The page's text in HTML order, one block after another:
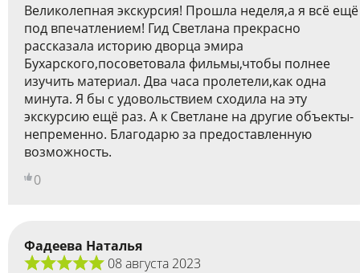
Великолепная экскурсия! Прошла неделя,а я всё ещё
под впечатлением! Гид Светлана прекрасно
рассказала историю дворца эмира
Бухарского,посоветовала фильмы,чтобы полнее
изучить материал. Два часа пролетели,как одна
минута. Я бы с удовольствием сходила на эту
экскурсию ещё раз. А к Светлане на другие объекты-
непременно. Благодарю за предоставленную
возможность.
0
Фадеева Наталья
08 августа 2023